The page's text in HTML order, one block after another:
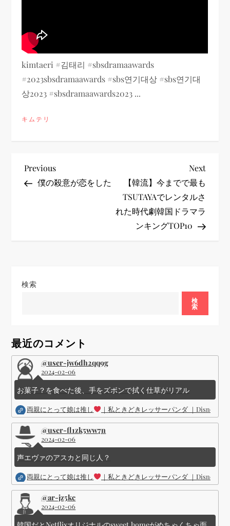
kimtaeri #김태리 #sbsdramaawards
#2023sbsdramaawards #sbs연기대상 #sbs연기대
상2023 #sbsdramaawards2023 ...
キムテリ
投
ー
ョ
ン
Previous
Post
Previous
僕の殺意が恋をした
Next
Next
【韓流】今までで最も
TSUTAYAでレンタルさ
れた時代劇韓国ドラマラ
ンキングTOP10
検索
検
索
最近のコメント
@user-jw6dh2qq9g
2024-02-06
お菓子？を食べた後、手をズボンで拭く仕草がリアル
両親にとって娘は推し ｜私ときどきレッサーパンダ ｜Disney (
@user-fl1zk5ww7n
2024-02-06
声エヴァのアスカと同じ人？
両親にとって娘は推し ｜私ときどきレッサーパンダ ｜Disney (
@ar-jz5kc
2024-02-06